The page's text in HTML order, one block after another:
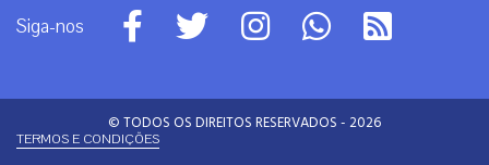
Siga-nos
© TODOS OS DIREITOS RESERVADOS - 2026
TERMOS E CONDIÇÕES